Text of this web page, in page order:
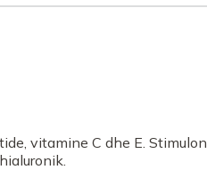
vitamine C dhe E. Stimulon